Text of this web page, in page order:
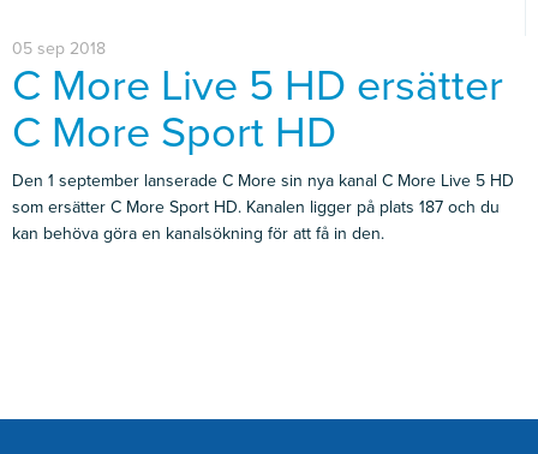
05 sep 2018
C More Live 5 HD ersätter
C More Sport HD
Den 1 september lanserade C More sin nya kanal C More Live 5 HD
som ersätter C More Sport HD. Kanalen ligger på plats 187 och du
kan behöva göra en kanalsökning för att få in den.